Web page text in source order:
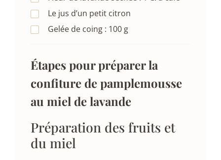
Le jus d’un petit citron
Gelée de coing : 100 g
Étapes pour préparer la
confiture de pamplemousse
au miel de lavande
Préparation des fruits et
du miel